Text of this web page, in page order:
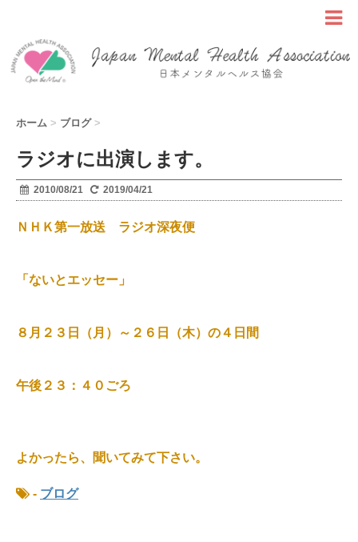
ホーム > ブログ >
ラジオに出演します。
2010/08/21 2019/04/21
ＮＨＫ第一放送 ラジオ深夜便
「ないとエッセー」
８月２３日（月）～２６日（木）の４日間
午後２３：４０ごろ
よかったら、聞いてみて下さい。
- ブログ